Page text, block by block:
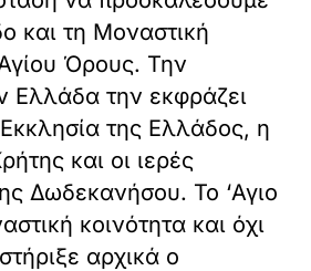
και τη Μοναστική
Όρους. Την
Ελλάδα την εκφράζει
της Ελλάδος, η
και οι ιερές
Δωδεκανήσου. Το ‘Αγιο
κοινότητα και όχι
αρχικά ο